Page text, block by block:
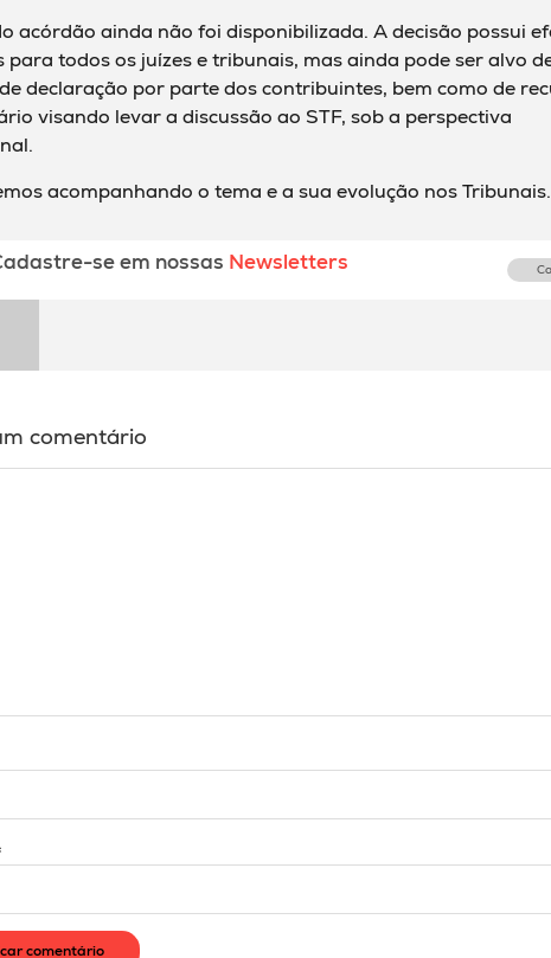
acórdão ainda não foi disponibilizada. A decisão possui
para todos os juízes e tribunais, mas ainda pode ser alvo
declaração por parte dos contribuintes, bem como de
visando levar a discussão ao STF, sob a perspectiva
acompanhando o tema e a sua evolução nos Tribunais.
se em nossas Newsletters
comentário